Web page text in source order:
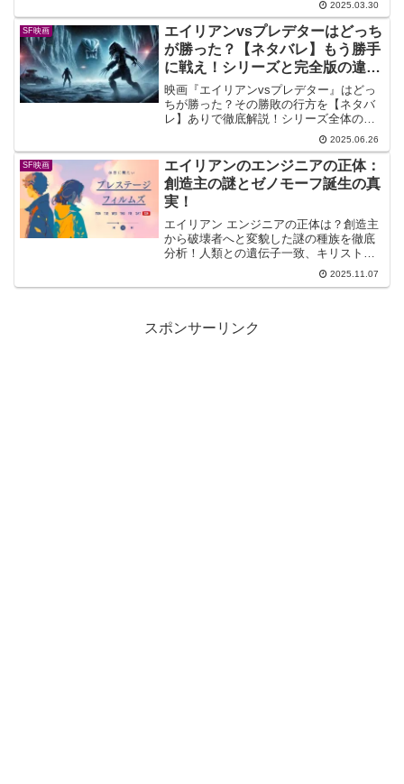
と人工知能（AI）、そしてナノテクノロ
ジーといった要素が巧みに織り交ぜら
れ、人間とテクノロ...
2025.03.30
SF映画
エイリアンvsプレデターはどっち
が勝った？【ネタバレ】もう勝手
に戦え！シリーズと完全版の違い
まで徹底比較
映画『エイリアンvsプレデター』はどっ
ちが勝った？その勝敗の行方を【ネタバ
レ】ありで徹底解説！シリーズ全体の強
さ比較や、物語の深みが変わる「完全
版」との違いも紹介。AVPの究極の疑問
に終止符を打ちます。
2025.06.26
SF映画
エイリアンのエンジニアの正体：
創造主の謎とゼノモーフ誕生の真
実！
エイリアン エンジニアの正体は？創造主
から破壊者へと変貌した謎の種族を徹底
分析！人類との遺伝子一致、キリスト
説、黒い液体とデイビッドによるゼノモ
ーフ誕生まで、エイリアン エンジニアの
2025.11.07
スポンサーリンク